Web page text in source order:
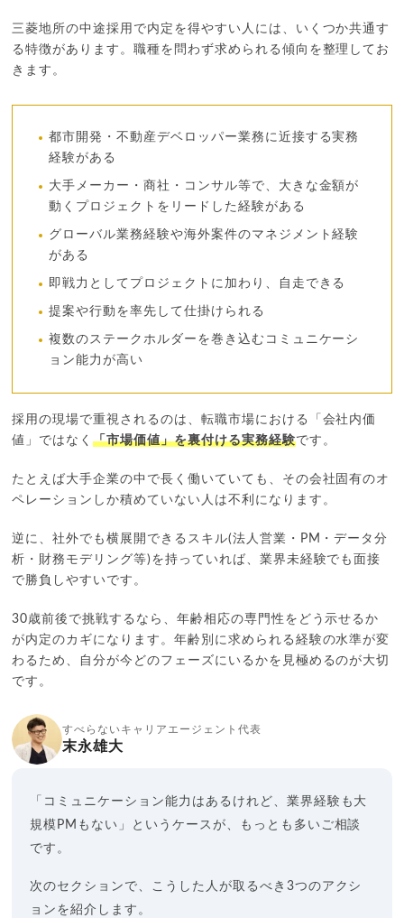
三菱地所の中途採用で内定を得やすい人には、いくつか共通す
る特徴があります。職種を問わず求められる傾向を整理してお
きます。
都市開発・不動産デベロッパー業務に近接する実務
経験がある
大手メーカー・商社・コンサル等で、大きな金額が
動くプロジェクトをリードした経験がある
グローバル業務経験や海外案件のマネジメント経験
がある
即戦力としてプロジェクトに加わり、自走できる
提案や行動を率先して仕掛けられる
複数のステークホルダーを巻き込むコミュニケーシ
ョン能力が高い
採用の現場で重視されるのは、転職市場における「会社内価
値」ではなく「市場価値」を裏付ける実務経験です。
たとえば大手企業の中で長く働いていても、その会社固有のオ
ペレーションしか積めていない人は不利になります。
逆に、社外でも横展開できるスキル(法人営業・PM・データ分
析・財務モデリング等)を持っていれば、業界未経験でも面接
で勝負しやすいです。
30歳前後で挑戦するなら、年齢相応の専門性をどう示せるか
が内定のカギになります。年齢別に求められる経験の水準が変
わるため、自分が今どのフェーズにいるかを見極めるのが大切
です。
すべらないキャリアエージェント代表
末永雄大
「コミュニケーション能力はあるけれど、業界経験も大
規模PMもない」というケースが、もっとも多いご相談
です。
次のセクションで、こうした人が取るべき3つのアクシ
ョンを紹介します。